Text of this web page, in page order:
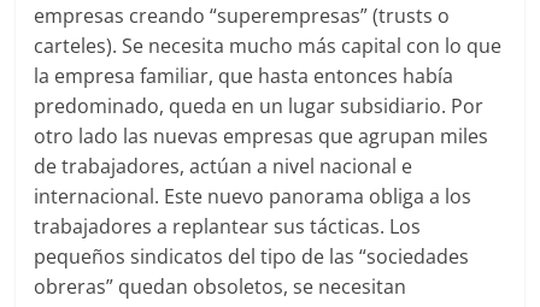
empresas creando “superempresas” (trusts o
carteles). Se necesita mucho más capital con lo que
la empresa familiar, que hasta entonces había
predominado, queda en un lugar subsidiario. Por
otro lado las nuevas empresas que agrupan miles
de trabajadores, actúan a nivel nacional e
internacional. Este nuevo panorama obliga a los
trabajadores a replantear sus tácticas. Los
pequeños sindicatos del tipo de las “sociedades
obreras” quedan obsoletos, se necesitan